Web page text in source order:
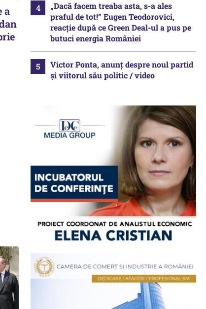
a
„Dacă facem treaba asta, s-a ales
praful de tot!” Eugen Teodorovici,
reacție după ce Green Deal-ul a pus pe
butuci energia României
Victor Ponta, anunț despre noul partid
și viitorul său politic / video